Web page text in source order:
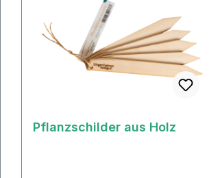
Pflanzschilder aus Holz